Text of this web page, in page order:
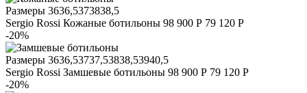
Размеры 3636,5373838,5
Sergio Rossi Кожаные ботильоны 98 900 Р 79 120 Р
-20%
Размеры 3636,53737,53838,53940,5
Sergio Rossi Замшевые ботильоны 98 900 Р 79 120 Р
-20%